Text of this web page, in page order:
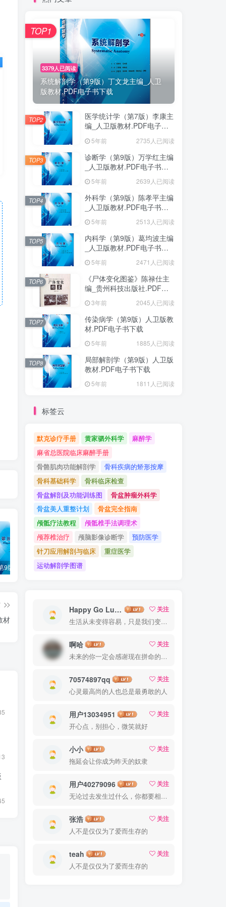
材
3379人已阅读
系统解剖学（第9版）丁文龙主编_人卫
版教材.PDF电子书下载
TOP1
医学统计学（第7版）李康主
编_人卫版教材.PDF电子书
5年前 2735人已阅读
TOP2
诊断学（第9版）万学红主编
_人卫版教材.PDF电子书下
5年前 2639人已阅读
TOP3
外科学（第9版）陈孝平主编
_人卫版教材.PDF电子书下
5年前 2513人已阅读
TOP4
内科学（第9版）葛均波主编
_人卫版教材.PDF电子书下
5年前 2471人已阅读
TOP5
《尸体变化图鉴》陈禄仕主
编_贵州科技出版社.PDF电
3年前 2045人已阅读
TOP6
传染病学（第9版）人卫版教
材.PDF电子书下载
5年前 1885人已阅读
TOP7
局部解剖学（第9版）人卫版
教材.PDF电子书下载
5年前 1811人已阅读
TOP8
标签云
默克诊疗手册 黄家驷外科学
麻醉学
麻省总医院临床麻醉手册
骨骼肌肉功能解剖学
骨科疾病的矫形按摩
骨科基础科学
骨科临床检查
骨盆解剖及功能训练图
骨盆肿瘤外科学
骨盆美人重整计划
骨盆完全指南
颅骶疗法教程
颅骶椎手法调理术
颅荐椎治疗
颅脑影像诊断学
预防医学
针刀应用解剖与临床
重症医学
运动解剖学图谱
Happy Go Lucky
关注
生活从未变得容易，只是我们变得更加坚强
啊哈
关注
未来的你一定会感谢现在拼命的自己
70574897qq
关注
心灵最高尚的人也总是最勇敢的人
用户13034951
关注
开心点，别担心，微笑就好
小小
关注
拖延会让你成为昨天的奴隶
用户40279096
关注
无论过去发生过什么，你都要相信，最好的尚未到来
张浩
关注
人不是仅仅为了爱而生存的
teah
关注
人不是仅仅为了爱而生存的